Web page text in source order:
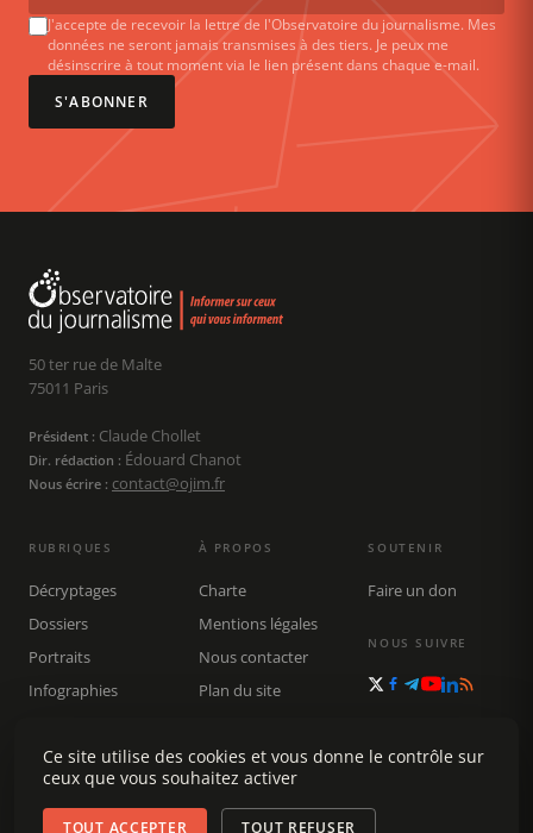
J'accepte de recevoir la lettre de l'Observatoire du journalisme. Mes
données ne seront jamais transmises à des tiers. Je peux me
désinscrire à tout moment via le lien présent dans chaque e-mail.
S'ABONNER
50 ter rue de Malte
75011 Paris
Président : Claude Chollet
Dir. rédaction : Édouard Chanot
Nous écrire : contact@ojim.fr
RUBRIQUES
Décryptages
Dossiers
Portraits
Infographies
Rechercher
À PROPOS
Charte
Mentions légales
Nous contacter
Plan du site
SOUTENIR
Faire un don
NOUS SUIVRE
Ce site utilise des cookies et vous donne le contrôle sur
ceux que vous souhaitez activer
TOUT ACCEPTER TOUT REFUSER